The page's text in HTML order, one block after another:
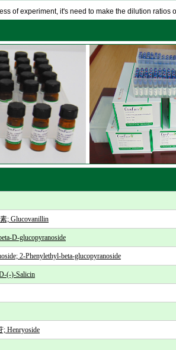
of experiment, it's need to make the dilution
; Glucovanillin
D-glucopyranoside
2-Phenylethyl-beta-glucopyranoside
(-)-Salicin
Henryoside